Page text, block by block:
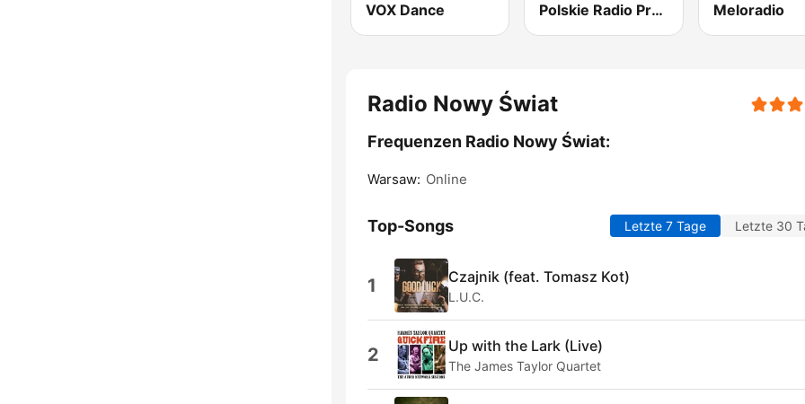
VOX Dance Polskie Radio Program III (PR3) Trójka Meloradio
Radio Nowy Świat
Frequenzen Radio Nowy Świat:
Warsaw: Online
Top-Songs Letzte 7 Tage Letzte 30
1 Czajnik (feat. Tomasz Kot)
L.U.C.
2 Up with the Lark (Live)
The James Taylor Quartet